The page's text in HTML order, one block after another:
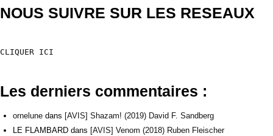
NOUS SUIVRE SUR LES RESEAUX
CLIQUER ICI
Les derniers commentaires :
ornelune dans [AVIS] Shazam! (2019) David F. Sandberg
LE FLAMBARD dans [AVIS] Venom (2018) Ruben Fleischer